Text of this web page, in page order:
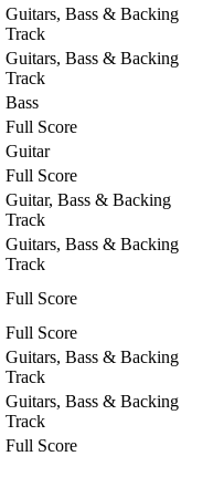
Guitars, Bass & Backing
Track
Guitars, Bass & Backing
Track
Bass
Full Score
Guitar
Full Score
Guitar, Bass & Backing
Track
Guitars, Bass & Backing
Track
Full Score
Full Score
Guitars, Bass & Backing
Track
Guitars, Bass & Backing
Track
Full Score